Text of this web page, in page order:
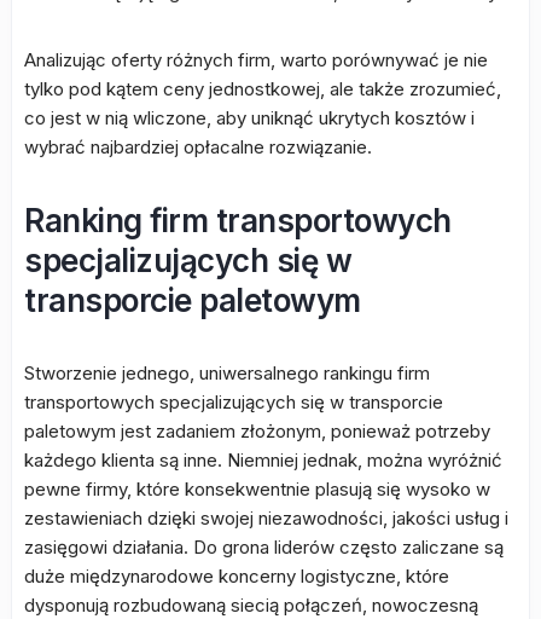
Analizując oferty różnych firm, warto porównywać je nie
tylko pod kątem ceny jednostkowej, ale także zrozumieć,
co jest w nią wliczone, aby uniknąć ukrytych kosztów i
wybrać najbardziej opłacalne rozwiązanie.
Ranking firm transportowych
specjalizujących się w
transporcie paletowym
Stworzenie jednego, uniwersalnego rankingu firm
transportowych specjalizujących się w transporcie
paletowym jest zadaniem złożonym, ponieważ potrzeby
każdego klienta są inne. Niemniej jednak, można wyróżnić
pewne firmy, które konsekwentnie plasują się wysoko w
zestawieniach dzięki swojej niezawodności, jakości usług i
zasięgowi działania. Do grona liderów często zaliczane są
duże międzynarodowe koncerny logistyczne, które
dysponują rozbudowaną siecią połączeń, nowoczesną